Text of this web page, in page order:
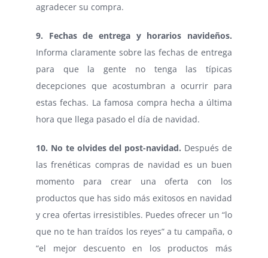
agradecer su compra.
9. Fechas de entrega y horarios navideños.
Informa claramente sobre las fechas de entrega
para que la gente no tenga las típicas
decepciones que acostumbran a ocurrir para
estas fechas. La famosa compra hecha a última
hora que llega pasado el día de navidad.
10. No te olvides del post-navidad. Después de
las frenéticas compras de navidad es un buen
momento para crear una oferta con los
productos que has sido más exitosos en navidad
y crea ofertas irresistibles. Puedes ofrecer un “lo
que no te han traídos los reyes” a tu campaña, o
“el mejor descuento en los productos más